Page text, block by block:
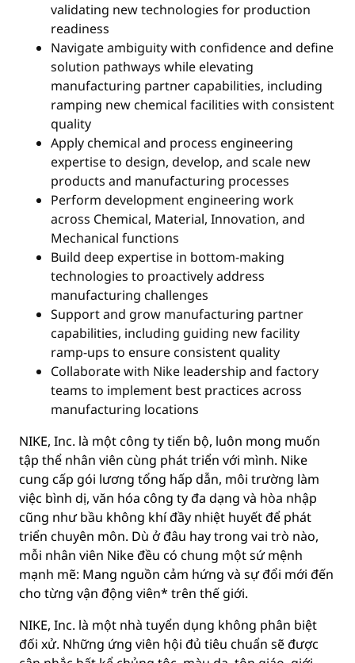
validating new technologies for production
readiness
Navigate ambiguity with confidence and define
solution pathways while elevating
manufacturing partner capabilities, including
ramping new chemical facilities with consistent
quality
Apply chemical and process engineering
expertise to design, develop, and scale new
products and manufacturing processes
Perform development engineering work
across Chemical, Material, Innovation, and
Mechanical functions
Build deep expertise in bottom-making
technologies to proactively address
manufacturing challenges
Support and grow manufacturing partner
capabilities, including guiding new facility
ramp-ups to ensure consistent quality
Collaborate with Nike leadership and factory
teams to implement best practices across
manufacturing locations
NIKE, Inc. là một công ty tiến bộ, luôn mong muốn
tập thể nhân viên cùng phát triển với mình. Nike
cung cấp gói lương tổng hấp dẫn, môi trường làm
việc bình dị, văn hóa công ty đa dạng và hòa nhập
cũng như bầu không khí đầy nhiệt huyết để phát
triển chuyên môn. Dù ở đâu hay trong vai trò nào,
mỗi nhân viên Nike đều có chung một sứ mệnh
mạnh mẽ: Mang nguồn cảm hứng và sự đổi mới đến
cho từng vận động viên* trên thế giới.
NIKE, Inc. là một nhà tuyển dụng không phân biệt
đối xử. Những ứng viên hội đủ tiêu chuẩn sẽ được